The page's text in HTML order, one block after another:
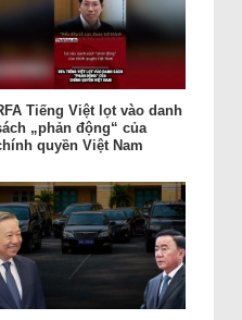
Tiếng Việt lọt vào danh
„phản động“ của
quyền Việt Nam